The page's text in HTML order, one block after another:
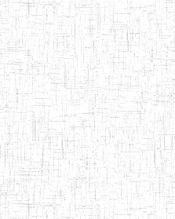
28/12/2007 ENIEG
08/09/2015 ENIEG